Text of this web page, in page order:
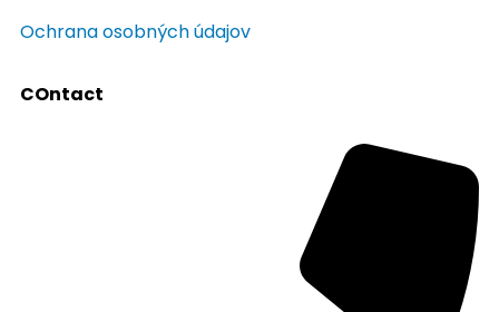
Ochrana osobných údajov
COntact